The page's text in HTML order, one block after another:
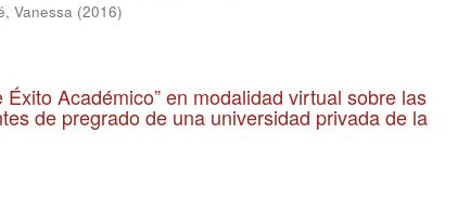
Vanessa (2016)
Académico” en modalidad virtual sobre las
de pregrado de una universidad privada de la